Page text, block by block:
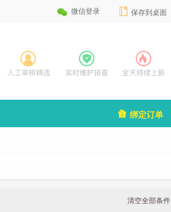
 微信登录  保存到桌面
 绑定订单
清空全部条件